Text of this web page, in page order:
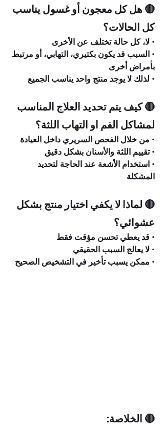
🔴 هل كل معجون أو غسول يناسب
كل الحالات؟
• لا، كل حالة تختلف عن الأخرى
• السبب قد يكون بكتيري، التهابي، أو مرتبط
بأمراض أخرى
• لذلك لا يوجد منتج واحد يناسب الجميع
🔴 كيف يتم تحديد العلاج المناسب
لمشاكل الفم او التهاب اللثة؟
• من خلال الفحص السريري داخل العيادة
• تقييم اللثة والأسنان بشكل دقيق
• استخدام الأشعة عند الحاجة لتحديد
المشكلة
🔴 لماذا لا يكفي اختيار منتج بشكل
عشوائي؟
• قد يعطي تحسن مؤقت فقط
• لا يعالج السبب الحقيقي
• ممكن يسبب تأخير في التشخيص الصحيح
🔴 الخلاصة: